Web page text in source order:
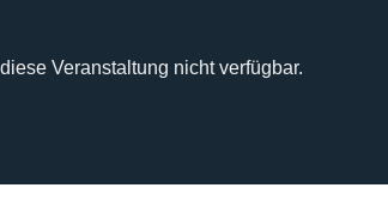
Veranstaltung nicht verfügbar.